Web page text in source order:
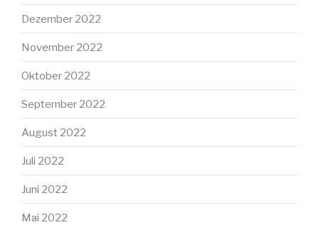
Dezember 2022
November 2022
Oktober 2022
September 2022
August 2022
Juli 2022
Juni 2022
Mai 2022